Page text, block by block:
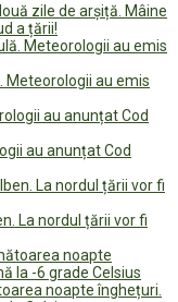
zile de arșiță. Mâine
a țării!
Meteorologii au emis
au anunțat Cod
La nordul țării vor fi
noapte înghețuri.